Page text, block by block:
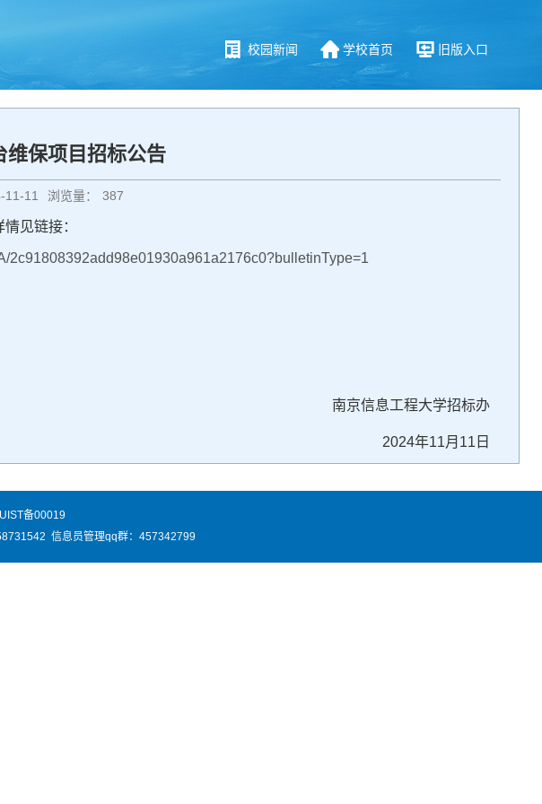
校园新闻 学校首页 旧版入口
维保项目招标公告
11-11 浏览量： 387
见链接：
2c91808392add98e01930a961a2176c0?bulletinType=1
南京信息工程大学招标办
2024年11月11日
备00019
信息员管理qq群：457342799